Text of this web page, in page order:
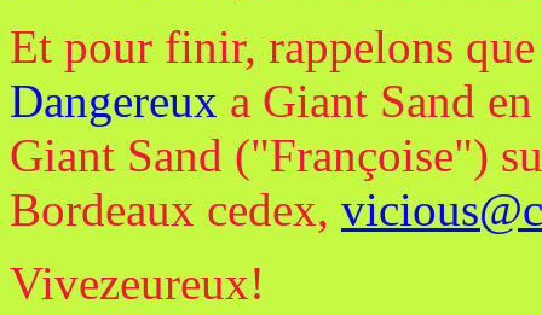
Et pour finir, rappelons
Dangereux a Giant Sand
Giant Sand ("Françoise")
Bordeaux cedex,
Vivezeureux!